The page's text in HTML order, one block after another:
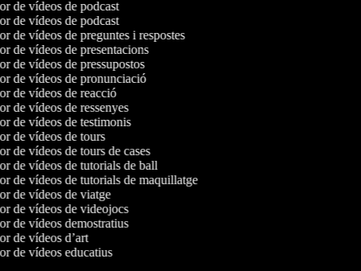
de vídeos de podcast
de vídeos de podcast
de vídeos de preguntes i respostes
de vídeos de presentacions
de vídeos de pressupostos
de vídeos de pronunciació
de vídeos de reacció
de vídeos de ressenyes
de vídeos de testimonis
de vídeos de tours
de vídeos de tours de cases
de vídeos de tutorials de ball
de vídeos de tutorials de maquillatge
de vídeos de viatge
de vídeos de videojocs
de vídeos demostratius
de vídeos d’art
de vídeos educatius